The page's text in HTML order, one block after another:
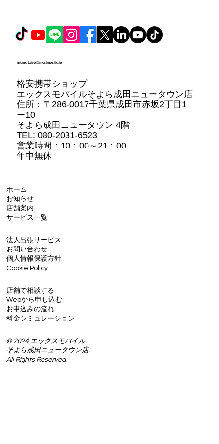
nrt.mx-taiyo@mosimosiix.jp
格安携帯ショップ
エックスモバイルそよら成田ニュータウン店
住所： 〒286-0017千葉県成田市赤坂2丁目1
ー10
そよら成田ニュータウン 4階
TEL: 080-2031-6523
営業時間：10：00～21：00
年中無休
ホーム
お知らせ
店舗案内
サービス一覧
法人出張サービス
お問い合わせ
個人情報保護方針
Cookie Policy
店舗で相談する
Webから申し込む
お申込みの流れ
料金シミュレーション
© 2024 エックスモバイル
そよら成田ニュータウン店.
All Rights Reserved.